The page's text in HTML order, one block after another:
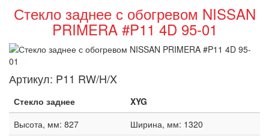
Стекло заднее с обогревом NISSAN
PRIMERA #P11 4D 95-01
Артикул: P11 RW/H/X
Стекло заднее
XYG
Высота, мм: 827
Ширина, мм: 1320